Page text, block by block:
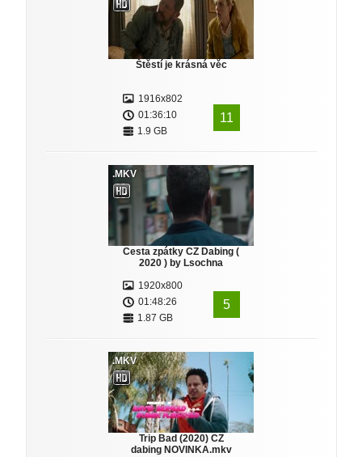
Štěstí je krásná věc
1916x802
01:36:10
1.9 GB
11
.MKV
Cesta zpátky CZ Dabing (
2020 ) by Lsochna
1920x800
01:48:26
1.87 GB
5
.MKV
Trip Bad (2020) CZ
dabing NOVINKA.mkv